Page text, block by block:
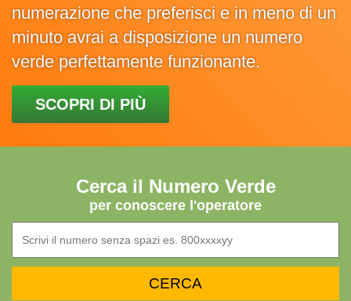
numerazione che preferisci e in meno di un
minuto avrai a disposizione un numero
verde perfettamente funzionante.
SCOPRI DI PIÙ
Cerca il Numero Verde
per conoscere l'operatore